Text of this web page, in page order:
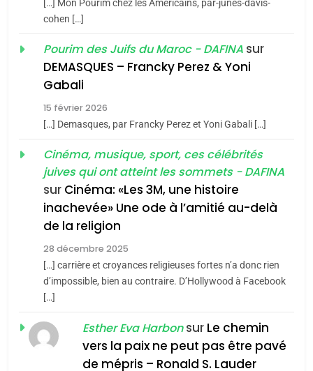
«Tu dis génocide, je dis
guerre»: La nouvelle
Tout sur la Nostalgie
SOUVENIRS
l’alliance pourrait
s’étendre à 13 pays
d’Amérique latine
ISRAÉL JUDAISME
2025, l’année la plus
meurtrière selon le
rapport d’ADL contre
FRANCE ISRAÉL
[…] Mon Pourim chez les Americains, par-junes-davis-
cohen […]
Pourim des Juifs du Maroc - DAFINA sur
DEMASQUES – Francky Perez & Yoni
Gabali
15 février 2026
[…] Demasques, par Francky Perez et Yoni Gabali […]
Cinéma, musique, sport, ces célébrités
juives qui ont atteint les sommets - DAFINA
sur Cinéma: «Les 3M, une histoire
inachevée» Une ode à l’amitié au-delà
de la religion
28 décembre 2025
[…] carrière et croyances religieuses fortes n’a donc rien
d’impossible, bien au contraire. D’Hollywood à Facebook
[…]
Esther Eva Harbonsur Le chemin
vers la paix ne peut pas être pavé
de mépris – Ronald S. Lauder
2025, l’année la plus
d’ADL contre
l’antisémitisme
FRANCE ISRAÉL
POURQUOI JE REVENDIQUE
Zrihen-Dvir
CE QUI NOUS MANQUE –
Jacques Hadida
JUDAISME
Maroc : Les amandes de
Azilal consacrés produits
du terroir
DAFINA MAROC